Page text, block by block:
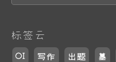
标签云
OI 写作 出题 墓